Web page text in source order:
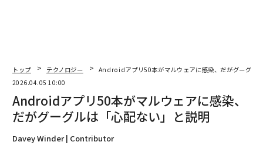
トップ テクノロジー
Androidアプリ50本がマルウェアに感染、だがグーグル
2026.04.05 10:00
Androidアプリ50本がマルウェアに感染、
だがグーグルは「心配ない」と説明
Davey Winder | Contributor